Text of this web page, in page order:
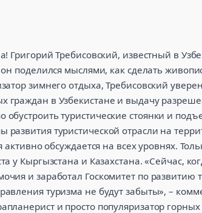
Григорий Требисовский, известный в
он поделился мыслями, как сделать
зимнего отдыха, Требисовский
граждан в Узбекистане и выдачу
туристические стоянки и
туристической отрасли на
активно обсуждается на всех уровнях.
у Кыргызстана и Казахстана. «Сейчас,
и заработал Госкомитет по развитию
туризма не будут забыты», –
и просто популяризатор